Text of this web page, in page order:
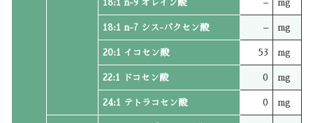
18:1 n-9 オレイン酸 – mg
18:1 n-7 シス-バクセン酸 – mg
20:1 イコセン酸 53 mg
22:1 ドコセン酸 0 mg
24:1 テトラコセン酸 0 mg